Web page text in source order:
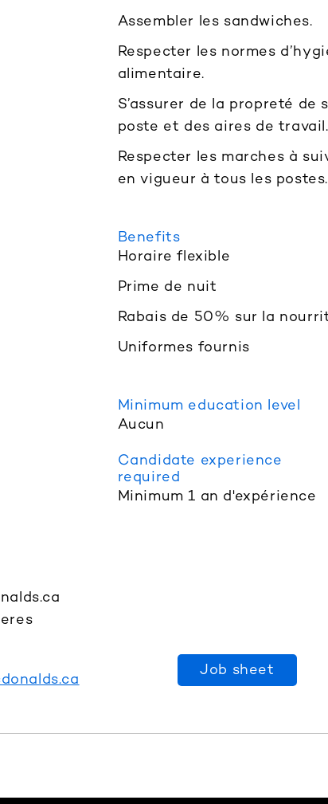
Assembler les sandwiches.
Respecter les normes
alimentaire.
S’assurer de la propreté de
poste et des aires de travail.
Respecter les marches à
en vigueur à tous les postes.
Benefits
Horaire flexible
Prime de nuit
Rabais de 50% sur la
Uniformes fournis
Minimum education level
Aucun
Candidate experience
required
Minimum 1 an d'expérience
Job sheet